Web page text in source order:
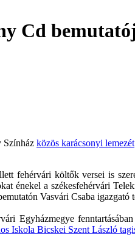
Cd
Színház közös karácsonyi lemezét
fehérvári költők versei is
énekel a székesfehérvári
Vasvári Csaba
Egyházmegye
Iskola Bicskei Szent László